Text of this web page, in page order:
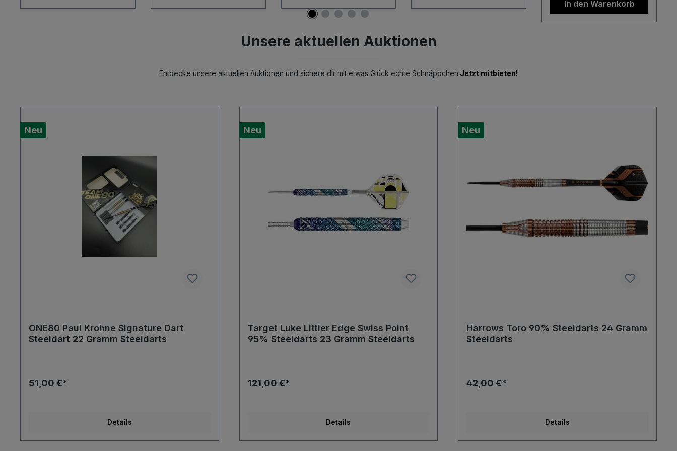
In den Warenkorb
Unsere aktuellen Auktionen
Entdecke unsere aktuellen Auktionen und sichere dir mit etwas Glück echte Schnäppchen.Jetzt mitbieten!
Neu
ONE80 Paul Krohne Signature Dart
Steeldart 22 Gramm Steeldarts
51,00 €*
Details
Neu
Target Luke Littler Edge Swiss Point
95% Steeldarts 23 Gramm Steeldarts
121,00 €*
Details
Neu
Harrows Toro 90% Steeldarts 24 Gramm
Steeldarts
42,00 €*
Details